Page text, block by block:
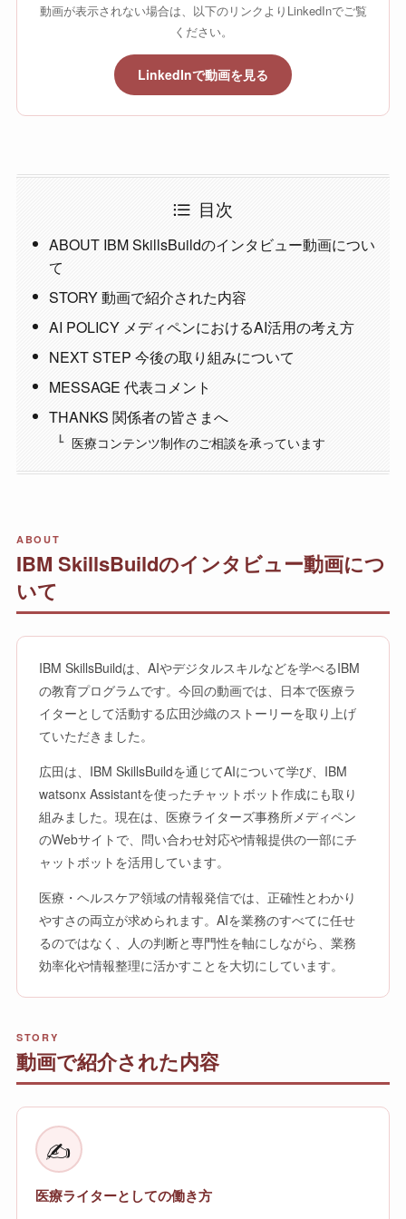
動画が表示されない場合は、以下のリンクよりLinkedInでご覧
ください。
LinkedInで動画を見る
目次
ABOUT IBM SkillsBuildのインタビュー動画につい
て
STORY 動画で紹介された内容
AI POLICY メディペンにおけるAI活用の考え方
NEXT STEP 今後の取り組みについて
MESSAGE 代表コメント
THANKS 関係者の皆さまへ
医療コンテンツ制作のご相談を承っています
ABOUT
IBM SkillsBuildのインタビュー動画につ
いて
IBM SkillsBuildは、AIやデジタルスキルなどを学べるIBM
の教育プログラムです。今回の動画では、日本で医療ラ
イターとして活動する広田沙織のストーリーを取り上げ
ていただきました。
広田は、IBM SkillsBuildを通じてAIについて学び、IBM
watsonx Assistantを使ったチャットボット作成にも取り
組みました。現在は、医療ライターズ事務所メディペン
のWebサイトで、問い合わせ対応や情報提供の一部にチ
ャットボットを活用しています。
医療・ヘルスケア領域の情報発信では、正確性とわかり
やすさの両立が求められます。AIを業務のすべてに任せ
るのではなく、人の判断と専門性を軸にしながら、業務
効率化や情報整理に活かすことを大切にしています。
STORY
動画で紹介された内容
✍️
医療ライターとしての働き方